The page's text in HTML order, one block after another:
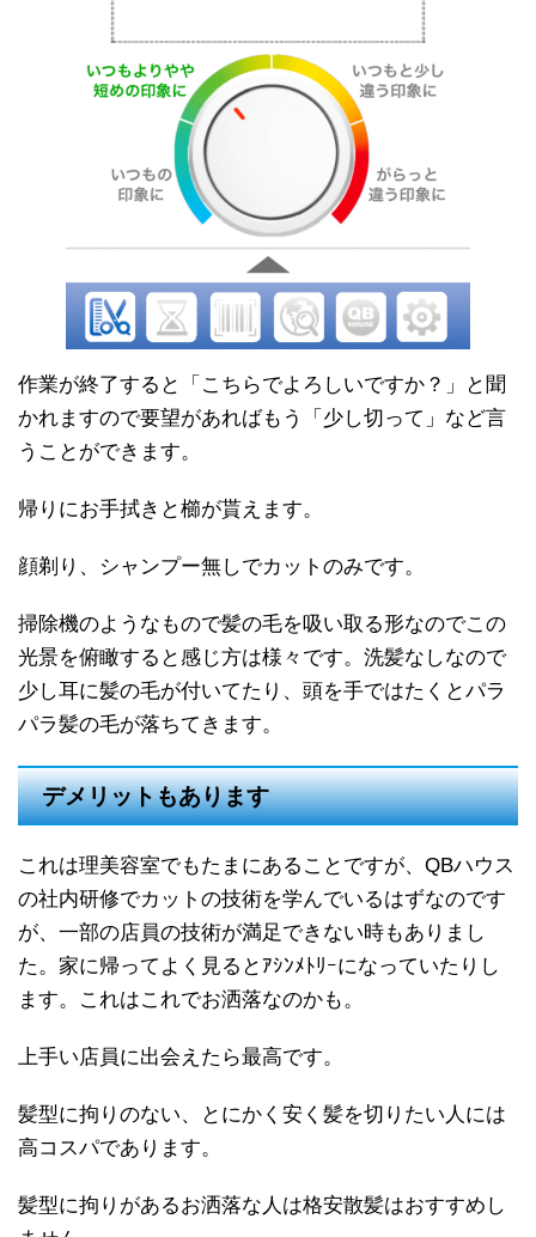
作業が終了すると「こちらでよろしいですか？」と聞
かれますので要望があればもう「少し切って」など言
うことができます。
帰りにお手拭きと櫛が貰えます。
顔剃り、シャンプー無しでカットのみです。
掃除機のようなもので髪の毛を吸い取る形なのでこの
光景を俯瞰すると感じ方は様々です。洗髪なしなので
少し耳に髪の毛が付いてたり、頭を手ではたくとパラ
パラ髪の毛が落ちてきます。
デメリットもあります
これは理美容室でもたまにあることですが、QBハウス
の社内研修でカットの技術を学んでいるはずなのです
が、一部の店員の技術が満足できない時もありまし
た。家に帰ってよく見るとｱｼﾝﾒﾄﾘｰになっていたりし
ます。これはこれでお洒落なのかも。
上手い店員に出会えたら最高です。
髪型に拘りのない、とにかく安く髪を切りたい人には
高コスパであります。
髪型に拘りがあるお洒落な人は格安散髪はおすすめし